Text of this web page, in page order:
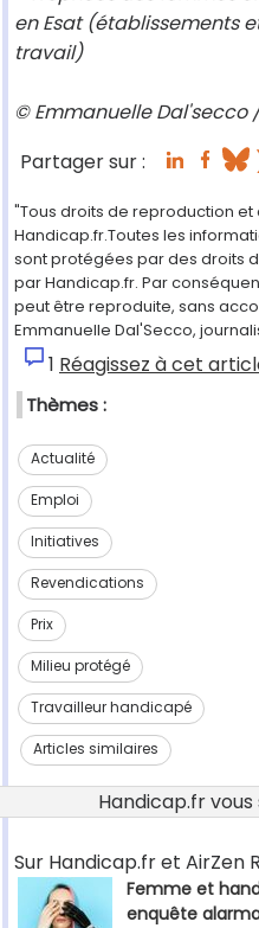
en Esat (établissements
travail)
© Emmanuelle Dal'secco
Partager sur :
"Tous droits de reproduction
Handicap.fr.Toutes les
sont protégées par des droits
par Handicap.fr. Par
peut être reproduite, sans
Emmanuelle Dal'Secco,
1 Réagissez à cet
Thèmes :
Actualité
Emploi
Initiatives
Revendications
Prix
Milieu protégé
Travailleur handicapé
Articles similaires
Handicap.fr vous
Sur Handicap.fr et AirZen
Femme et
enquête